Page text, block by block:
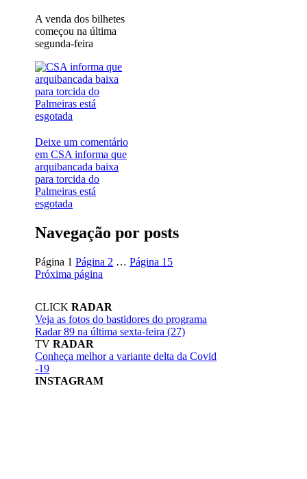
A venda dos bilhetes
começou na última
segunda-feira
Deixe um comentário
em CSA informa que
arquibancada baixa
para torcida do
Palmeiras está
esgotada
Navegação por posts
Página 1 Página 2 … Página 15
Próxima página
CLICKRADAR
Veja as fotos do bastidores do programa
Radar 89 na última sexta-feira (27)
TVRADAR
Conheça melhor a variante delta da Covid
-19
INSTAGRAM